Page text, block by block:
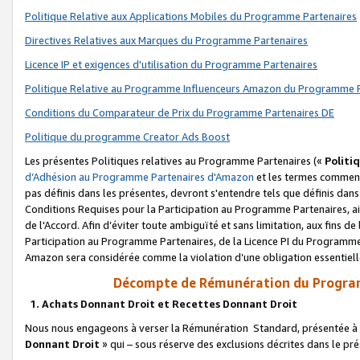
Politique Relative aux Applications Mobiles du Programme Partenaires
Directives Relatives aux Marques du Programme Partenaires
Licence IP et exigences d'utilisation du Programme Partenaires
Politique Relative au Programme Influenceurs Amazon du Programme
Conditions du Comparateur de Prix du Programme Partenaires DE
Politique du programme Creator Ads Boost
Les présentes Politiques relatives au Programme Partenaires («
d’Adhésion au Programme Partenaires d'Amazon et les termes
pas définis dans les présentes, devront s'entendre tels que définis
Conditions Requises pour la Participation au Programme Partenaires,
de l'Accord. Afin d’éviter toute ambiguïté et sans limitation, aux fins
Participation au Programme Partenaires, de la Licence PI du
Amazon sera considérée comme la violation d’une obligation
Décompte de Rémunération du
1. Achats Donnant Droit et Recettes Donnant Droit
Nous nous engageons à verser la Rémunération Standard, présentée
Donnant Droit » qui – sous réserve des exclusions décrites dans le